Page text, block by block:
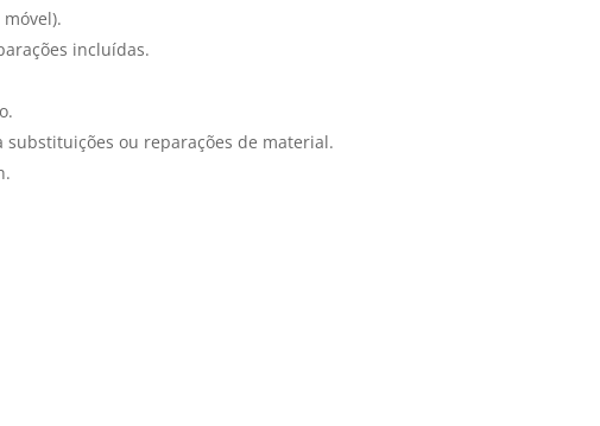
incluídas.
ou reparações de material.